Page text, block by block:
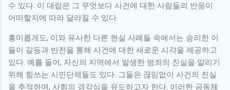
수 있다. 이 대립은 그 무엇보다 사건에 대한 사람들의 반응이
어떠할지에 따라 달라질 수 있다.
흥미롭게도, 이와 유사한 다른 현실 사례들 속에서는 승리한 이
들이 갈등과 반전을 통해 사건에 대한 새로운 시각을 제공하고
있다. 예를 들어, 자신의 지역에서 발생한 범죄의 진실을 알리기
위해 힘쓰는 시민단체들도 있다. 그들은 끊임없이 사건의 진실
을 추적하며, 사회의 경각심을 유도하고자 한다. 이러한 공동체